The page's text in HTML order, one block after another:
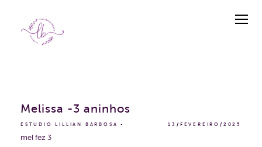
ESTUDIO LILLIAN BARBOSA 13/FEVEREIRO/2025
Melissa -3 aninhos
mel fez 3